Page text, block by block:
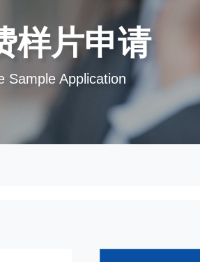
样片申请
Sample Application